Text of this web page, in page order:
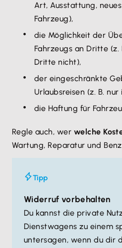
Art, Ausstattung,
Fahrzeug),
die Möglichkeit der
Fahrzeugs an Dritte (z.
Dritte nicht),
der eingeschränkte
Urlaubsreisen (z. B.
die Haftung für
Regle auch, wer welche
Wartung, Reparatur und
Tipp
Widerruf vorbehalten
Du kannst die private
Dienstwagens zu einem
untersagen, wenn du dir